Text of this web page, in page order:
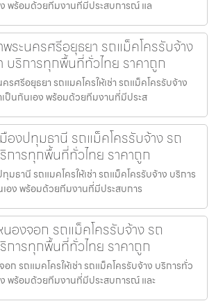
ง พร้อมด้วยทีมงานที่มีประสบการณ์ แล
พระนครศรีอยุธยา รถแม็คโครรับจ้าง
บริการทุกพื้นที่ทั่วไทย ราคาถูก
ครศรีอยุธยา รถแมคโครให้เช่า รถแม็คโครรับจ้าง
เป็นกันเอง พร้อมด้วยทีมงานที่มีประส
มืองปทุมธานี รถแม็คโครรับจ้าง รถ
ริการทุกพื้นที่ทั่วไทย ราคาถูก
ทุมธานี รถแมคโครให้เช่า รถแม็คโครรับจ้าง บริการ
เอง พร้อมด้วยทีมงานที่มีประสบการ
นองจอก รถแม็คโครรับจ้าง รถ
ริการทุกพื้นที่ทั่วไทย ราคาถูก
อก รถแมคโครให้เช่า รถแม็คโครรับจ้าง บริการทั่ว
ง พร้อมด้วยทีมงานที่มีประสบการณ์ และ